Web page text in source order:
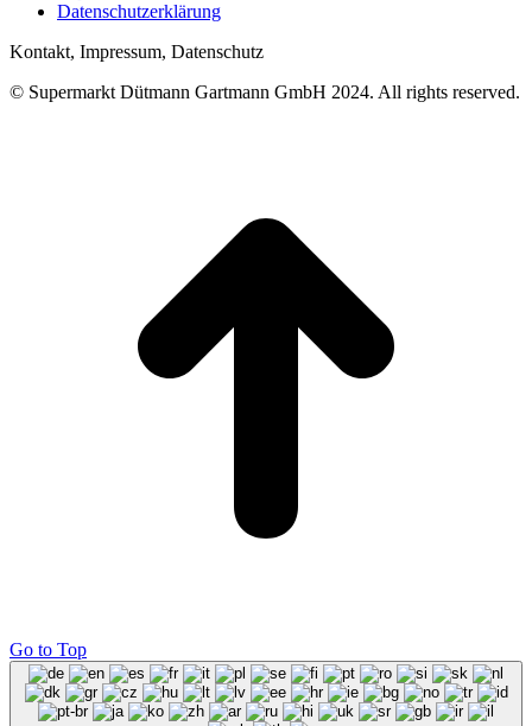
Datenschutzerklärung
Kontakt, Impressum, Datenschutz
© Supermarkt Dütmann Gartmann GmbH 2024. All rights reserved.
Go to Top